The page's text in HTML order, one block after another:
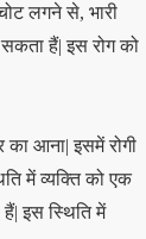
लगने से, भारी
हैं| इस रोग को
आना| इसमें रोगी
में व्यक्ति को एक
इस स्थिति में